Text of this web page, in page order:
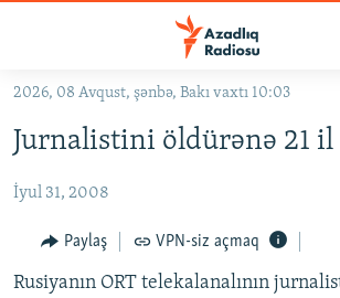
Əsas
qayıt
naviqasiyaya
Axtarışa
keç
KORRUPSIOMETR
#ƏSLINDƏ
FƏRQƏ BAX
2026, 08 Avqust, şənbə, Bakı vaxtı 10:03
Jurnalistini öldürənə 21
İyul 31, 2008
Paylaş VPN-siz açmaq
Rusiyanın ORT telekalanalının